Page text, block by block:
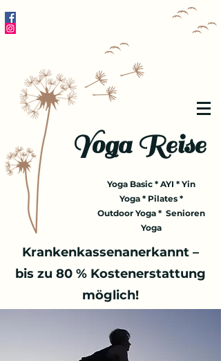
Yoga Reise
Yoga Basic * AYI * Yin
Yoga * Pilates *
Outdoor Yoga * Senioren
Yoga
Krankenkassenanerkannt –
bis zu 80 % Kostenerstattung
möglich!